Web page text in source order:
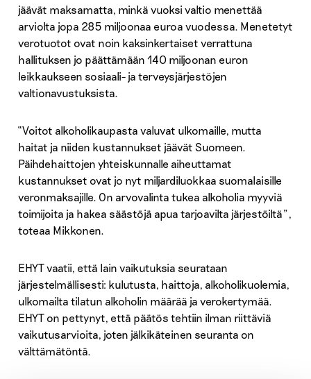
jäävät maksamatta, minkä vuoksi valtio menettää
arviolta jopa 285 miljoonaa euroa vuodessa. Menetetyt
verotuotot ovat noin kaksinkertaiset verrattuna
hallituksen jo päättämään 140 miljoonan euron
leikkaukseen sosiaali- ja terveysjärjestöjen
valtionavustuksista.
“Voitot alkoholikaupasta valuvat ulkomaille, mutta
haitat ja niiden kustannukset jäävät Suomeen.
Päihdehaittojen yhteiskunnalle aiheuttamat
kustannukset ovat jo nyt miljardiluokkaa suomalaisille
veronmaksajille. On arvovalinta tukea alkoholia myyviä
toimijoita ja hakea säästöjä apua tarjoavilta järjestöiltä”,
toteaa Mikkonen.
EHYT vaatii, että lain vaikutuksia seurataan
järjestelmällisesti: kulutusta, haittoja, alkoholikuolemia,
ulkomailta tilatun alkoholin määrää ja verokertymää.
EHYT on pettynyt, että päätös tehtiin ilman riittäviä
vaikutusarvioita, joten jälkikäteinen seuranta on
välttämätöntä.